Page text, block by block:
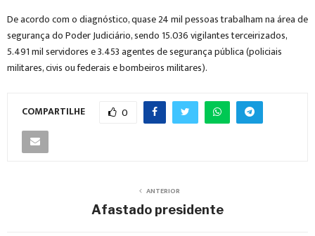
De acordo com o diagnóstico, quase 24 mil pessoas trabalham na área de
segurança do Poder Judiciário, sendo 15.036 vigilantes terceirizados,
5.491 mil servidores e 3.453 agentes de segurança pública (policiais
militares, civis ou federais e bombeiros militares).
COMPARTILHE 0
ANTERIOR
Afastado presidente